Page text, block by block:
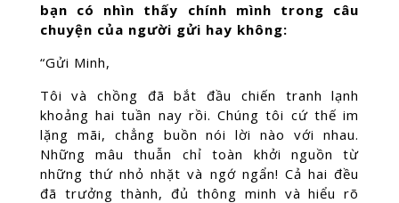
bạn có nhìn thấy chính mình trong câu
chuyện của người gửi hay không:
“Gửi Minh,
Tôi và chồng đã bắt đầu chiến tranh lạnh
khoảng hai tuần nay rồi. Chúng tôi cứ thế im
lặng mãi, chẳng buồn nói lời nào với nhau.
Những mâu thuẫn chỉ toàn khởi nguồn từ
những thứ nhỏ nhặt và ngớ ngẩn! Cả hai đều
đã trưởng thành, đủ thông minh và hiểu rõ